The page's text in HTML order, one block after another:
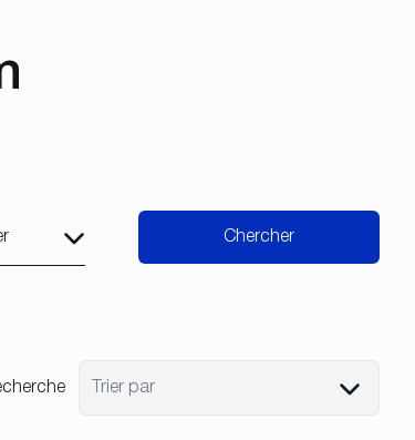
Chercher
Trier par